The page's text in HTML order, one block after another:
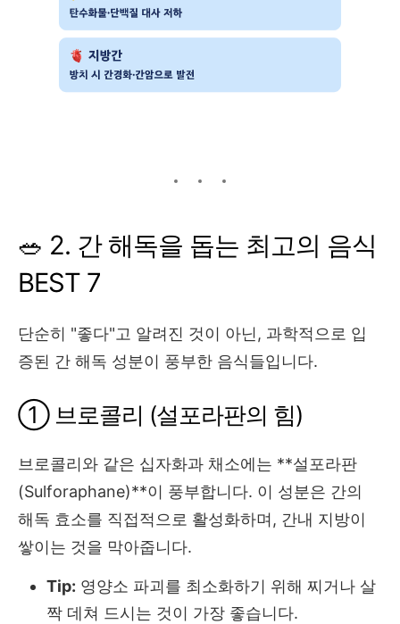
🥗 2. 간 해독을 돕는 최고의 음식
BEST 7
단순히 "좋다"고 알려진 것이 아닌, 과학적으로 입
증된 간 해독 성분이 풍부한 음식들입니다.
① 브로콜리 (설포라판의 힘)
브로콜리와 같은 십자화과 채소에는 **설포라판
(Sulforaphane)**이 풍부합니다. 이 성분은 간의
해독 효소를 직접적으로 활성화하며, 간내 지방이
쌓이는 것을 막아줍니다.
Tip: 영양소 파괴를 최소화하기 위해 찌거나 살
짝 데쳐 드시는 것이 가장 좋습니다.